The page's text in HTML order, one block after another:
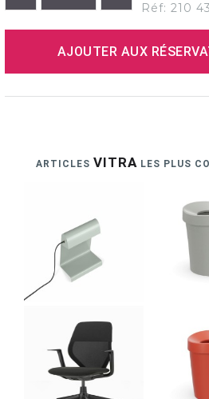
Réf: 210
AJOUTER AUX
ARTICLES VITRA LES PLUS